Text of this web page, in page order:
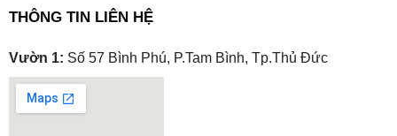
THÔNG TIN LIÊN HỆ
Vườn 1: Số 57 Bình Phú, P.Tam Bình, Tp.Thủ Đức